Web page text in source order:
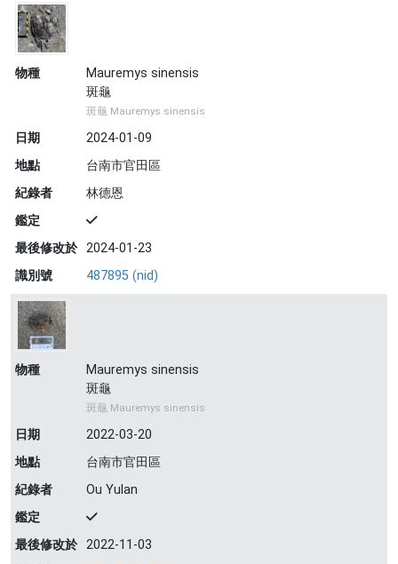
物種
Mauremys sinensis
斑龜
斑龜 Mauremys sinensis
日期
2024-01-09
地點
台南市官田區
紀錄者
林德恩
鑑定
最後修改於 2024-01-23
識別號
487895 (nid)
物種
Mauremys sinensis
斑龜
斑龜 Mauremys sinensis
日期
2022-03-20
地點
台南市官田區
紀錄者
Ou Yulan
鑑定
最後修改於 2022-11-03